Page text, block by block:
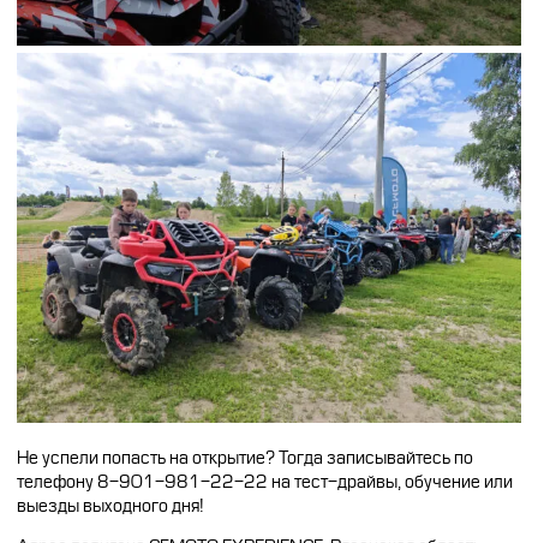
Не успели попасть на открытие? Тогда записывайтесь по
телефону 8-901-981-22-22 на тест-драйвы, обучение или
выезды выходного дня!